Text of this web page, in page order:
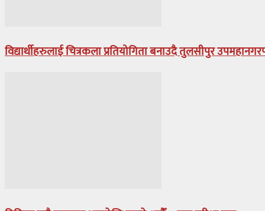
विद्यार्थीहरुलाई चित्रकला प्रतियोगिता बनाउदै तुलसीपुर